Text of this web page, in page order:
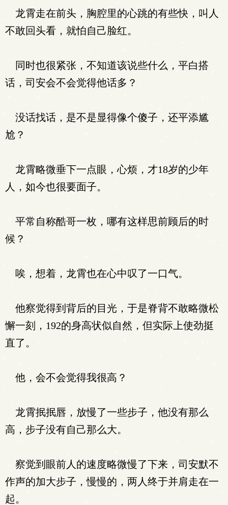
龙霄走在前头，胸腔里的心跳的有些快，叫人
不敢回头看，就怕自己脸红。
同时也很紧张，不知道该说些什么，平白搭
话，司安会不会觉得他话多？
没话找话，是不是显得像个傻子，还平添尴
尬？
龙霄略微垂下一点眼，心烦，才18岁的少年
人，如今也很要面子。
平常自称酷哥一枚，哪有这样思前顾后的时
候？
唉，想着，龙霄也在心中叹了一口气。
他察觉得到背后的目光，于是脊背不敢略微松
懈一刻，192的身高状似自然，但实际上使劲挺
直了。
他，会不会觉得我很高？
龙霄抿抿唇，放慢了一些步子，他没有那么
高，步子没有自己那么大。
察觉到眼前人的速度略微慢了下来，司安默不
作声的加大步子，慢慢的，两人终于并肩走在一
起。